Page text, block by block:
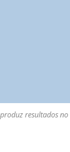
resultados no